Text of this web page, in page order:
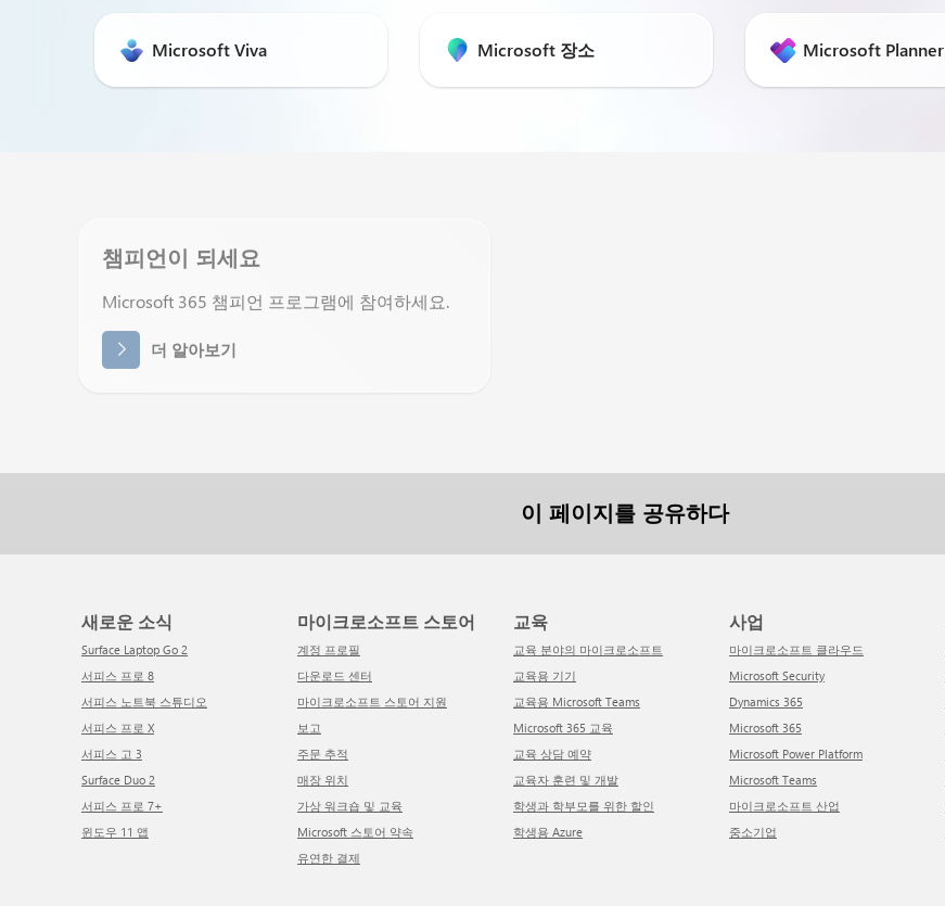
Microsoft Viva Microsoft 장소 Microsoft Planner
챔피언이 되세요
Microsoft 365 챔피언 프로그램에 참여하세요.
더 알아보기
이 페이지를 공유하다
새로운 소식
Surface Laptop Go 2
서피스 프로 8
서피스 노트북 스튜디오
서피스 프로 X
서피스 고 3
Surface Duo 2
서피스 프로 7+
윈도우 11 앱
마이크로소프트 스토어
계정 프로필
다운로드 센터
마이크로소프트 스토어 지원
보고
주문 추적
매장 위치
가상 워크숍 및 교육
Microsoft 스토어 약속
유연한 결제
교육
교육 분야의 마이크로소프트
교육용 기기
교육용 Microsoft Teams
Microsoft 365 교육
교육 상담 예약
교육자 훈련 및 개발
학생과 학부모를 위한 할인
학생용 Azure
사업
마이크로소프트 클라우드
Microsoft Security
Dynamics 365
Microsoft 365
Microsoft Power Platform
Microsoft Teams
마이크로소프트 산업
중소기업